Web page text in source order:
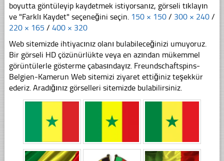
boyutta göntüleyip kaydetmek istiyorsanız, görseli tıklayın
ve "Farklı Kaydet" seçeneğini seçin. 150 × 150 / 300 × 240 /
220 × 165 / 400 × 320
Web sitemizde ihtiyacınız olanı bulabileceğinizi umuyoruz.
Bir görseli HD çözünürlükte veya en azından mükemmel
görüntülerle gösterme çabasındayız. Freundschaftspins-
Belgien-Kamerun Web sitemizi ziyaret ettiğiniz teşekkür
ederiz. Aradığınız görselleri sitemizde bulabilirsiniz.